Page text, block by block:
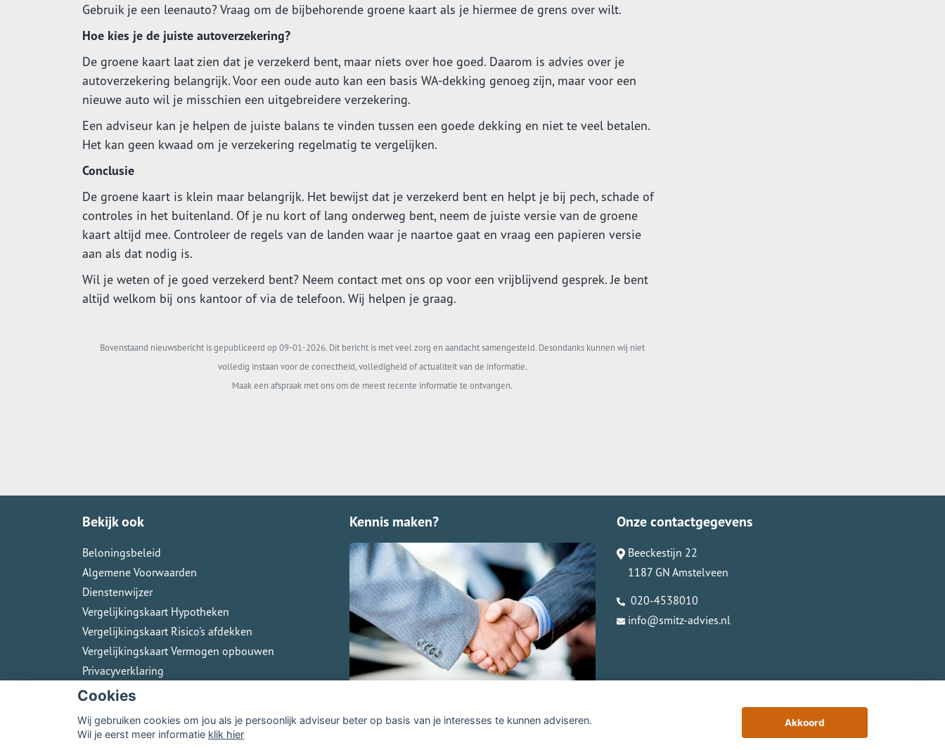
Cookies
Wij gebruiken cookies om jou als je persoonlijk adviseur beter op basis van je interesses te kunnen adviseren.
Wil je eerst meer informatie klik hier
Akkoord
Gebruik je een leenauto? Vraag om de bijbehorende groene kaart als je hiermee de grens over wilt.
Hoe kies je de juiste autoverzekering?
De groene kaart laat zien dat je verzekerd bent, maar niets over hoe goed. Daarom is advies over je
autoverzekering belangrijk. Voor een oude auto kan een basis WA-dekking genoeg zijn, maar voor een
nieuwe auto wil je misschien een uitgebreidere verzekering.
Een adviseur kan je helpen de juiste balans te vinden tussen een goede dekking en niet te veel betalen.
Het kan geen kwaad om je verzekering regelmatig te vergelijken.
Conclusie
De groene kaart is klein maar belangrijk. Het bewijst dat je verzekerd bent en helpt je bij pech, schade of
controles in het buitenland. Of je nu kort of lang onderweg bent, neem de juiste versie van de groene
kaart altijd mee. Controleer de regels van de landen waar je naartoe gaat en vraag een papieren versie
aan als dat nodig is.
Wil je weten of je goed verzekerd bent? Neem contact met ons op voor een vrijblijvend gesprek. Je bent
altijd welkom bij ons kantoor of via de telefoon. Wij helpen je graag.
Bovenstaand nieuwsbericht is gepubliceerd op 09-01-2026. Dit bericht is met veel zorg en aandacht samengesteld. Desondanks kunnen wij niet
volledig instaan voor de correctheid, volledigheid of actualiteit van de informatie.
Maak een afspraak met ons om de meest recente informatie te ontvangen.
Bekijk ook
Beloningsbeleid
Algemene Voorwaarden
Dienstenwijzer
Vergelijkingskaart Hypotheken
Vergelijkingskaart Risico's afdekken
Vergelijkingskaart Vermogen opbouwen
Privacyverklaring
Kennis maken? Onze contactgegevens
Beeckestijn 22
1187 GN Amstelveen
020-4538010
info@smitz-advies.nl
© CopyrightAssupport BV2026 Sitemap